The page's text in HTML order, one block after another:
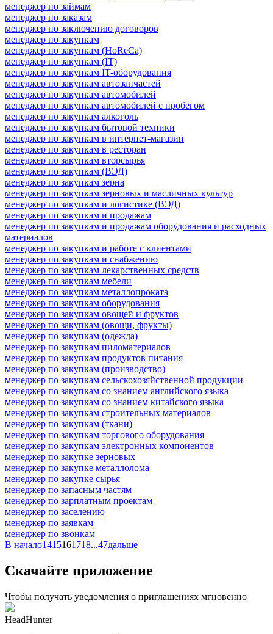
менеджер по займам
менеджер по заказам
менеджер по заключению договоров
менеджер по закупкам
менеджер по закупкам (HoReCa)
менеджер по закупкам (IT)
менеджер по закупкам IT-оборудования
менеджер по закупкам автозапчастей
менеджер по закупкам автомобилей
менеджер по закупкам автомобилей с пробегом
менеджер по закупкам алкоголь
менеджер по закупкам бытовой техники
менеджер по закупкам в интернет-магазин
менеджер по закупкам в ресторан
менеджер по закупкам вторсырья
менеджер по закупкам (ВЭД)
менеджер по закупкам зерна
менеджер по закупкам зерновых и масличных культур
менеджер по закупкам и логистике (ВЭД)
менеджер по закупкам и продажам
менеджер по закупкам и продажам оборудования и расходных
материалов
менеджер по закупкам и работе с клиентами
менеджер по закупкам и снабжению
менеджер по закупкам лекарственных средств
менеджер по закупкам мебели
менеджер по закупкам металлопроката
менеджер по закупкам оборудования
менеджер по закупкам овощей и фруктов
менеджер по закупкам (овощи, фрукты)
менеджер по закупкам (одежда)
менеджер по закупкам пиломатериалов
менеджер по закупкам продуктов питания
менеджер по закупкам (производство)
менеджер по закупкам сельскохозяйственной продукции
менеджер по закупкам со знанием английского языка
менеджер по закупкам со знанием китайского языка
менеджер по закупкам строительных материалов
менеджер по закупкам (ткани)
менеджер по закупкам торгового оборудования
менеджер по закупкам электронных компонентов
менеджер по закупке зерновых
менеджер по закупке металлолома
менеджер по закупке сырья
менеджер по запасным частям
менеджер по зарплатным проектам
менеджер по заселению
менеджер по заявкам
менеджер по звонкам
В начало1415161718...47дальше
Скачайте приложение
Чтобы получать уведомления о приглашениях мгновенно
HeadHunter